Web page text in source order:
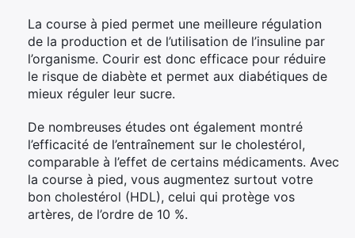
La course à pied permet une meilleure régulation
de la production et de l’utilisation de l’insuline par
l’organisme. Courir est donc efficace pour réduire
le risque de diabète et permet aux diabétiques de
mieux réguler leur sucre.
De nombreuses études ont également montré
l’efficacité de l’entraînement sur le cholestérol,
comparable à l’effet de certains médicaments. Avec
la course à pied, vous augmentez surtout votre
bon cholestérol (HDL), celui qui protège vos
artères, de l’ordre de 10 %.